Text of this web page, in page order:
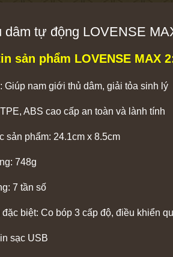
dâm tự động LOVENSE
sản phẩm LOVENSE MAX
Giúp nam giới thủ dâm, giải tỏa sinh lý
ABS cao cấp an toàn và lành tính
sản phẩm: 24.1cm x 8.5cm
748g
7 tần số
biệt: Co bóp 3 cấp độ, điều khiển
sạc USB